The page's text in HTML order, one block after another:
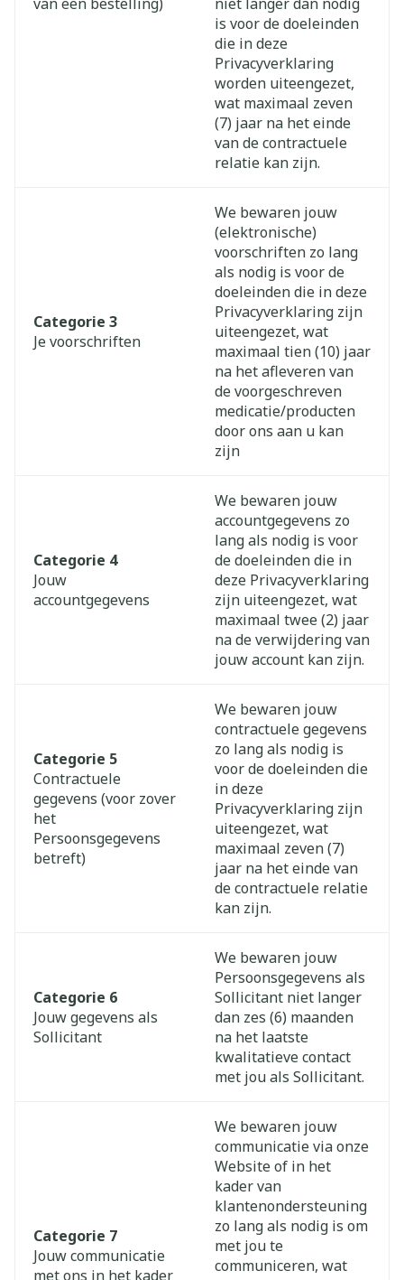
is voor de doeleinden
die in deze
Privacyverklaring
worden uiteengezet,
wat maximaal zeven
(7) jaar na het einde
van de contractuele
relatie kan zijn.
Categorie 3
Je voorschriften
We bewaren jouw
(elektronische)
voorschriften zo lang
als nodig is voor de
doeleinden die in deze
Privacyverklaring zijn
uiteengezet, wat
maximaal tien (10) jaar
na het afleveren van
de voorgeschreven
medicatie/producten
door ons aan u kan
zijn
Categorie 4
Jouw
accountgegevens
We bewaren jouw
accountgegevens zo
lang als nodig is voor
de doeleinden die in
deze Privacyverklaring
zijn uiteengezet, wat
maximaal twee (2) jaar
na de verwijdering van
jouw account kan zijn.
Categorie 5
Contractuele
gegevens (voor zover
het
Persoonsgegevens
betreft)
We bewaren jouw
contractuele gegevens
zo lang als nodig is
voor de doeleinden die
in deze
Privacyverklaring zijn
uiteengezet, wat
maximaal zeven (7)
jaar na het einde van
de contractuele relatie
kan zijn.
Categorie 6
Jouw gegevens als
Sollicitant
We bewaren jouw
Persoonsgegevens als
Sollicitant niet langer
dan zes (6) maanden
na het laatste
kwalitatieve contact
met jou als Sollicitant.
Categorie 7
Jouw communicatie
met ons in het kader
We bewaren jouw
communicatie via onze
Website of in het
kader van
klantenondersteuning
zo lang als nodig is om
met jou te
communiceren, wat